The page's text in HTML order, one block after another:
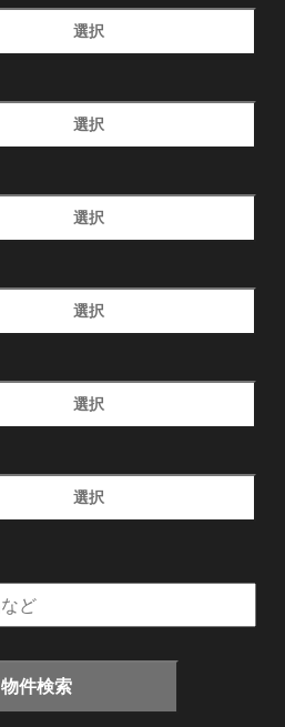
選択
選択
選択
選択
選択
選択
物件検索